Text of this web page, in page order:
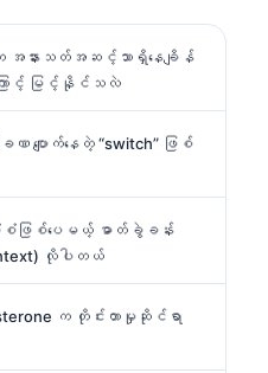
က အနားသတ်အဆင့်သာရှိနေချိန်
ြောင့် မြင့်နိုင်သလဲ
ဏ ပျောက်နေတဲ့ “switch” ဖြစ်
ပုံစံဖြစ်ပေမယ့် ဓာတ်ခွဲခန်း
လိုပါတယ်
က တိုင်းတာမှုဆိုင်ရာ